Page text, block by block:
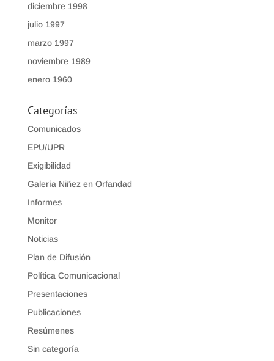
diciembre 1998
julio 1997
marzo 1997
noviembre 1989
enero 1960
Categorías
Comunicados
EPU/UPR
Exigibilidad
Galería Niñez en Orfandad
Informes
Monitor
Noticias
Plan de Difusión
Política Comunicacional
Presentaciones
Publicaciones
Resúmenes
Sin categoría